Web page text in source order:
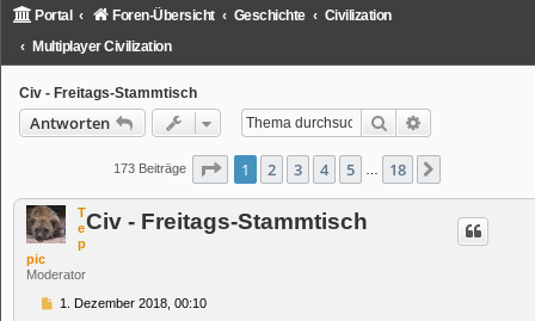
Portal Foren-Übersicht Geschichte
Civilization
Multiplayer Civilization
Civ - Freitags-Stammtisch
Antworten Suche
173 Beiträge Seite 1von 18
1 2 3 4 5 18
T
e
p
pic
Moderator
Civ - Freitags-Stammtisch
B1. Dezember 2018, 00:10